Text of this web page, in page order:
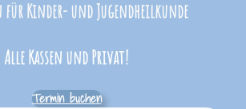
für Kinder- und Jugendheilkunde
Alle Kassen und Privat!
Termin buchen